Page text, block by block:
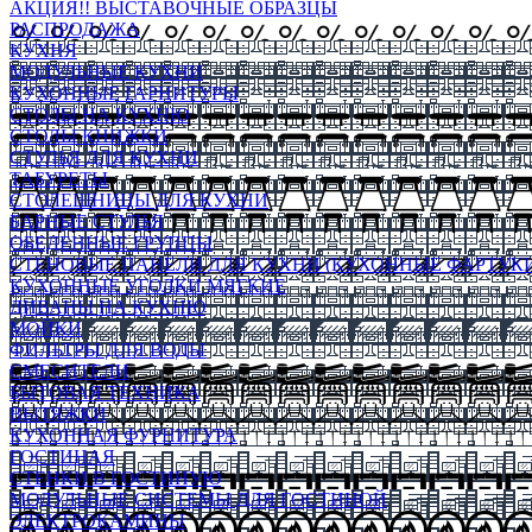
АКЦИЯ!! ВЫСТАВОЧНЫЕ ОБРАЗЦЫ
РАСПРОДАЖА
КУХНЯ
МОДУЛЬНЫЕ КУХНИ
КУХОННЫЕ ГАРНИТУРЫ
СТОЛЫ НА КУХНЮ
СТОЛЫ КНИЖКИ
СТУЛЬЯ ДЛЯ КУХНИ
ТАБУРЕТЫ
СТОЛЕШНИЦЫ ДЛЯ КУХНИ
БАРНЫЕ СТУЛЬЯ
ОБЕДЕННЫЕ ГРУППЫ
СТЕНОВЫЕ ПАНЕЛИ ДЛЯ КУХНИ (КУХОННЫЕ
КУХОННЫЕ УГОЛКИ МЯГКИЕ
ДИВАНЫ НА КУХНЮ
МОЙКИ
ФИЛЬТРЫ ДЛЯ ВОДЫ
СМЕСИТЕЛИ
БЫТОВАЯ ТЕХНИКА
ВЫТЯЖКИ
КУХОННАЯ ФУРНИТУРА
ГОСТИНАЯ
СТЕНКИ В ГОСТИНУЮ
МОДУЛЬНЫЕ СИСТЕМЫ ДЛЯ ГОСТИНОЙ
ЭЛЕКТРОКАМИНЫ